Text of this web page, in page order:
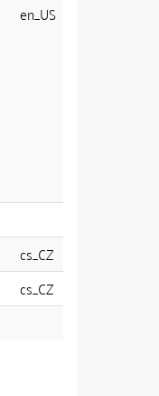
en_US
cs_CZ
cs_CZ